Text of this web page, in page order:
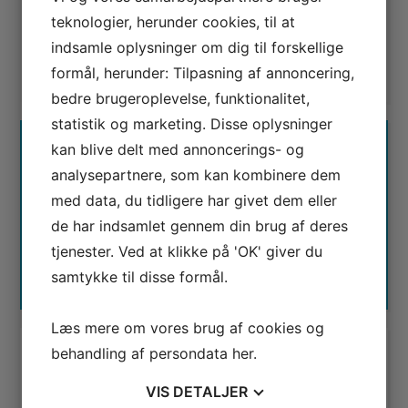
linkbuilding Ranking,
Engagement Data
3stemmer - gennemsnit5,0
Mikkel deMib Svendsen
Udviklingsdirektør og stiftende partner
i Waimea Digital. Har siden 1996
arbejdet med søgemaskiner - teknisk udvikling, drift
af søgemaskiner og som rådgiver for store og små
virksomheder i hele verden.
KOMMENTARER
teknologier, herunder cookies, til at
indsamle oplysninger om dig til forskellige
formål, herunder: Tilpasning af annoncering,
bedre brugeroplevelse, funktionalitet,
statistik og marketing. Disse oplysninger
kan blive delt med annoncerings- og
analysepartnere, som kan kombinere dem
med data, du tidligere har givet dem eller
de har indsamlet gennem din brug af deres
tjenester. Ved at klikke på 'OK' giver du
samtykke til disse formål.
Læs mere om vores brug af cookies og
behandling af persondata her.
VIS DETALJER